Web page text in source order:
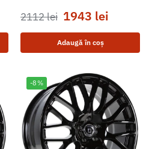
2112lei 1943 lei
Adaugă în coș
-8%